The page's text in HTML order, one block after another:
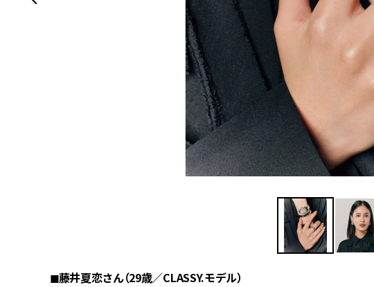
◼︎藤井夏恋さん（29歳／CLASSY.モデル）